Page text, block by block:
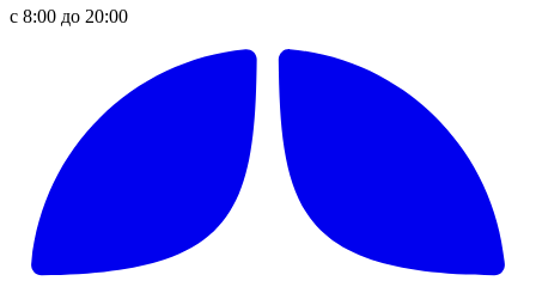
с 8:00 до 20:00